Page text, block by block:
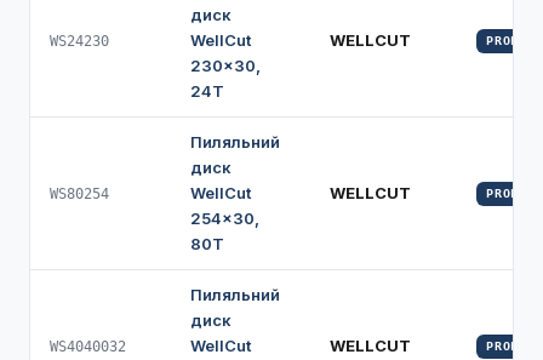
WS24230
диск
WellCut
230×30,
24Т
WELLCUT PROFI
WS80254
Пиляльний
диск
WellCut
254×30,
80Т
WELLCUT PROFI
WS4040032
Пиляльний
диск
WellCut
WELLCUT PROFI